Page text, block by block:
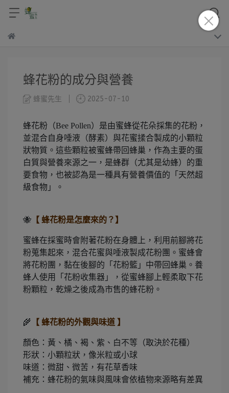
蜂花粉的成分與營養
蜂蜜先生 2025-07-10
蜂花粉（Bee Pollen）是由蜜蜂從花朵採集的花粉，
並混合自身唾液（酵素）與花蜜揉合製成的小顆粒
狀物質。這些顆粒被蜜蜂帶回蜂巢，作為主要的蛋
白質與營養來源之一，是蜂群（尤其是幼蜂）的重
要食物，也被認為是一種具有營養價值的「天然超
級食物」。
🐝 【 蜂花粉是怎麼來的？】
蜜蜂在採蜜時會附著花粉在身體上，利用前腳將花
粉蒐集起來，混合花蜜與唾液製成花粉團。蜜蜂會
將花粉團，黏在後腳的「花粉籃」中帶回蜂巢。養
蜂人使用「花粉收集器」，從蜜蜂腳上輕柔取下花
粉顆粒，乾燥之後成為市售的蜂花粉。
🌾 【 蜂花粉的外觀與味道 】
顏色：黃、橘、褐、紫、白不等（取決於花種）
形狀：小顆粒狀，像米粒或小球
味道：微甜、微苦，有花草香味
補充：蜂花粉的氣味與風味會依植物來源略有差異